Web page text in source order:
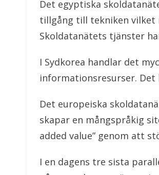
Det egyptiska
tillgång till tekniken vilket
Skoldatanätets tjänster
I Sydkorea handlar det
informationsresurser.
Det europeiska
skapar en mångspråkig
added value” genom att
I en dagens tre sista